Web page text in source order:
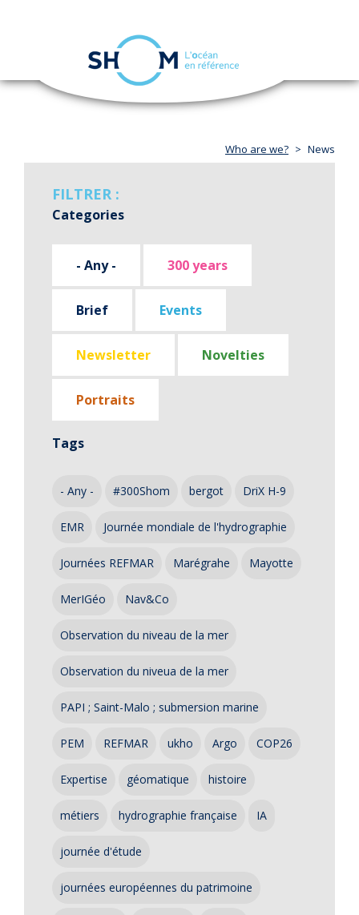
Skip
navigation
Who are we? News
FILTRER :
Categories
- Any - 300 years
Brief Events
Newsletter Novelties
Portraits
Tags
- Any - #300Shom bergot DriX H-9
EMR Journée mondiale de l'hydrographie
Journées REFMAR Marégrahe Mayotte
MerIGéo Nav&Co
Observation du niveau de la mer
Observation du niveua de la mer
PAPI ; Saint-Malo ; submersion marine
PEM REFMAR ukho Argo COP26
Expertise géomatique histoire
métiers hydrographie française IA
journée d'étude
journées européennes du patrimoine